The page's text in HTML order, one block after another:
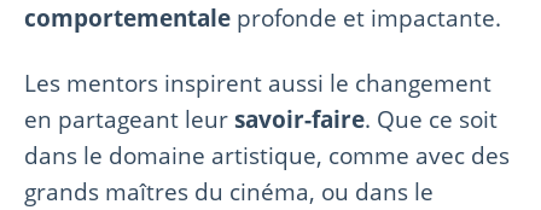
comportementale profonde et impactante.
Les mentors inspirent aussi le changement
en partageant leursavoir-faire. Que ce soit
dans le domaine artistique, comme avec des
grands maîtres du cinéma, ou dans le